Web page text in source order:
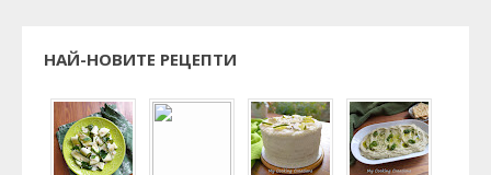
НАЙ-НОВИТЕ РЕЦЕПТИ